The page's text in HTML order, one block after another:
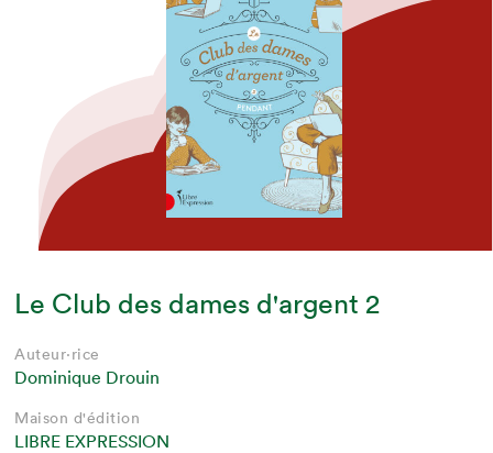
Le Club des dames d'argent 2
Auteur·rice
Dominique Drouin
Maison d'édition
LIBRE EXPRESSION